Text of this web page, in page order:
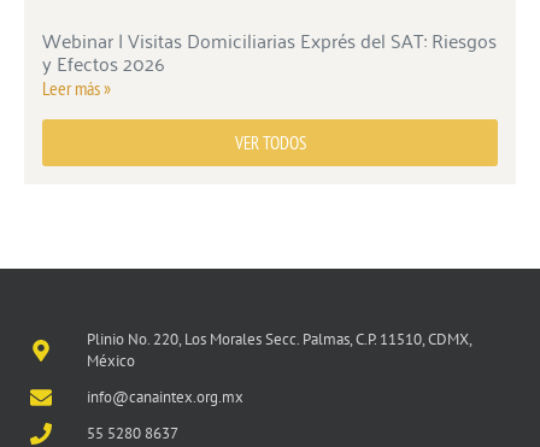
Webinar | Visitas Domiciliarias Exprés del SAT: Riesgos
y Efectos 2026
Leer más »
VER TODOS
Plinio No. 220, Los Morales Secc. Palmas, C.P. 11510, CDMX,
México
info@canaintex.org.mx
55 5280 8637